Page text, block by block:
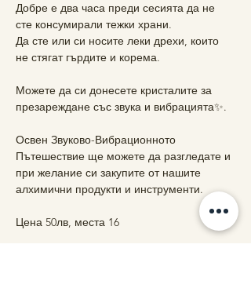
Добре е два часа преди сесията да не
сте консумирали тежки храни.
Да сте или си носите леки дрехи, които
не стягат гърдите и корема.
Можете да си донесете кристалите за
презареждане със звука и вибрацията✨.
Освен Звуково-Вибрационното
Пътешествие ще можете да разгледате и
при желание си закупите от нашите
алхимични продукти и инструменти.
Цена 50лв, места 16